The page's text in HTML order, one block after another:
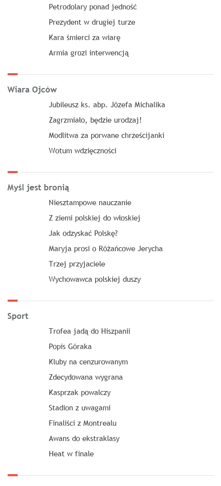
Petrodolary ponad jedność
Prezydent w drugiej turze
Kara śmierci za wiarę
Armia grozi interwencją
Wiara Ojców
Jubileusz ks. abp. Józefa Michalika
Zagrzmiało, będzie urodzaj!
Modlitwa za porwane chrześcijanki
Wotum wdzięczności
Myśl jest bronią
Niesztampowe nauczanie
Z ziemi polskiej do włoskiej
Jak odzyskać Polskę?
Maryja prosi o Różańcowe Jerycha
Trzej przyjaciele
Wychowawca polskiej duszy
Sport
Trofea jadą do Hiszpanii
Popis Góraka
Kluby na cenzurowanym
Zdecydowana wygrana
Kasprzak powalczy
Stadion z uwagami
Finaliści z Montrealu
Awans do ekstraklasy
Heat w finale